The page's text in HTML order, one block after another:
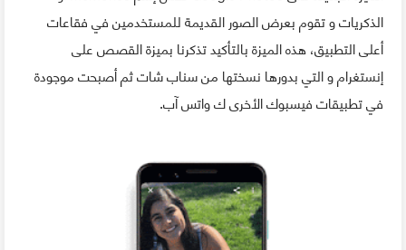
الذكريات و تقوم بعرض الصور القديمة للمستخدمين في فقاعات
أعلى التطبيق، هذه الميزة بالتأكيد تذكرنا بميزة القصص على
إنستغرام و التي بدورها نسختها من سناب شات ثم أصبحت موجودة
في تطبيقات فيسبوك الأخرى ك واتس آب.